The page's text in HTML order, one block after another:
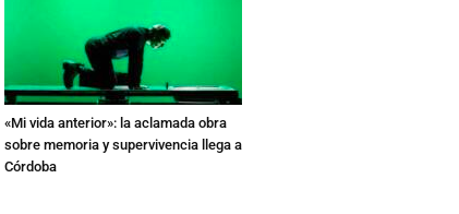
«Mi vida anterior»: la aclamada obra
sobre memoria y supervivencia llega a
Córdoba